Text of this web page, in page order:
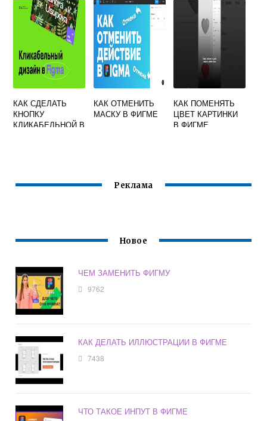
КАК СДЕЛАТЬ
КНОПКУ
КЛИКАБЕЛЬНОЙ В
КАК ОТМЕНИТЬ
МАСКУ В ФИГМЕ
КАК ПОМЕНЯТЬ
ЦВЕТ КАРТИНКИ
В ФИГМЕ
Реклама
Новое
ЧЕМ ЗАМЕНИТЬ ФИГМУ
9762
КАК ДЕЛАТЬ ИЛЛЮСТРАЦИИ В ФИГМЕ
7438
ЧТО ТАКОЕ ИНПУТ В ФИГМЕ